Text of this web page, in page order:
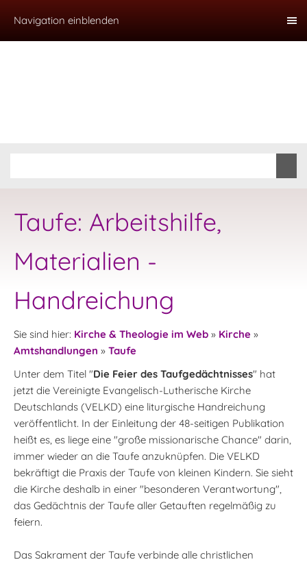
Navigation einblenden
Taufe: Arbeitshilfe,
Materialien -
Handreichung
Sie sind hier: Kirche & Theologie im Web » Kirche »
Amtshandlungen » Taufe
Unter dem Titel "Die Feier des Taufgedächtnisses" hat
jetzt die Vereinigte Evangelisch-Lutherische Kirche
Deutschlands (VELKD) eine liturgische Handreichung
veröffentlicht. In der Einleitung der 48-seitigen Publikation
heißt es, es liege eine "große missionarische Chance" darin,
immer wieder an die Taufe anzuknüpfen. Die VELKD
bekräftigt die Praxis der Taufe von kleinen Kindern. Sie sieht
die Kirche deshalb in einer "besonderen Verantwortung",
das Gedächtnis der Taufe aller Getauften regelmäßig zu
feiern.
Das Sakrament der Taufe verbinde alle christlichen